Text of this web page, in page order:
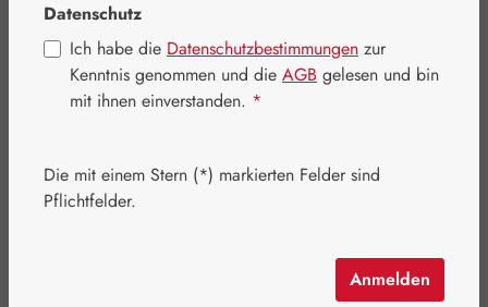
Regulärer Preis:
16,90 €
Datenschutz
Ich habe die Datenschutzbestimmungen zur
Kenntnis genommen und die AGB gelesen und bin
mit ihnen einverstanden. *
Die mit einem Stern (*) markierten Felder sind
Pflichtfelder.
Anmelden